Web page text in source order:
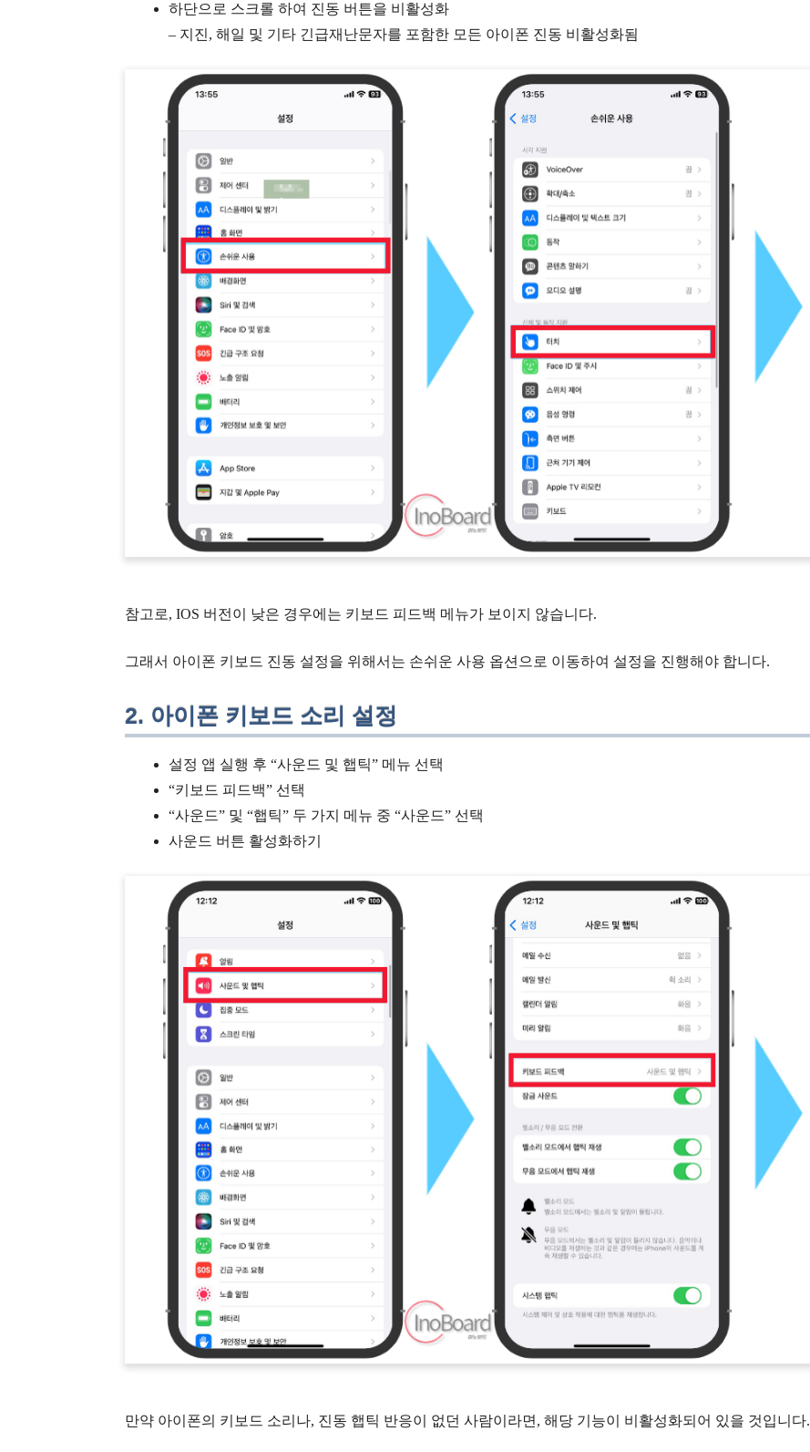
하단으로 스크롤 하여 진동 버튼을 비활성화
– 지진, 해일 및 기타 긴급재난문자를 포함한 모든 아이폰 진동 비활성화됨
참고로, IOS 버전이 낮은 경우에는 키보드 피드백 메뉴가 보이지 않습니다.
그래서 아이폰 키보드 진동 설정을 위해서는 손쉬운 사용 옵션으로 이동하여 설정을 진행해야 합니다.
2. 아이폰 키보드 소리 설정
설정 앱 실행 후 “사운드 및 햅틱” 메뉴 선택
“키보드 피드백” 선택
“사운드” 및 “햅틱” 두 가지 메뉴 중 “사운드” 선택
사운드 버튼 활성화하기
만약 아이폰의 키보드 소리나, 진동 햅틱 반응이 없던 사람이라면, 해당 기능이 비활성화되어 있을 것입니다.